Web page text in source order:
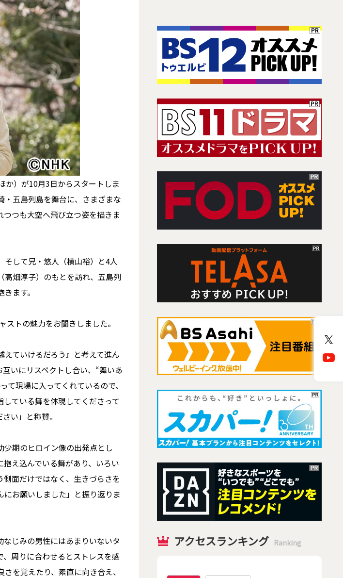
）が10月3日からスタートしま
・五島列島を舞台に、さまざまな
つも大空へ飛び立つ姿を描きま
して兄・悠人（横山裕）と4人
畑淳子）のもとを訪れ、五島列
ます。
トの魅力をお聞きしました。
ていけるだろう』と考えて進ん
いにリスペクトし合い、“舞いあ
現場に入ってくれているので、
ている舞を体現してくださって
い」と称賛。
期のヒロイン像の出発点とし
え込んでいる舞があり、いろい
面だけではなく、生きづらさを
お願いしました」と振り返りま
じみの男性にはあまりいないタ
周りに合わせるとストレスを感
を覚えたり、素直に向き合え、
アクセスランキング Ranking